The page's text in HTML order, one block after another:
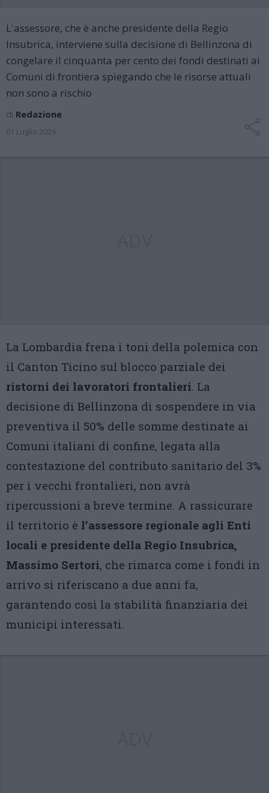
L'assessore, che è anche presidente della Regio
Insubrica, interviene sulla decisione di Bellinzona di
congelare il cinquanta per cento dei fondi destinati ai
Comuni di frontiera spiegando che le risorse attuali
non sono a rischio
di Redazione
01 Luglio 2026
La Lombardia frena i toni della polemica con
il Canton Ticino sul blocco parziale dei
ristorni dei lavoratori frontalieri. La
decisione di Bellinzona di sospendere in via
preventiva il 50% delle somme destinate ai
Comuni italiani di confine, legata alla
contestazione del contributo sanitario del 3%
per i vecchi frontalieri, non avrà
ripercussioni a breve termine. A rassicurare
il territorio è l’assessore regionale agli Enti
locali e presidente della Regio Insubrica,
Massimo Sertori, che rimarca come i fondi in
arrivo si riferiscano a due anni fa,
garantendo così la stabilità finanziaria dei
municipi interessati.